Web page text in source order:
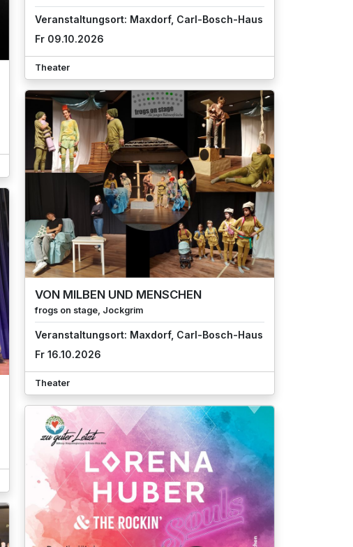
Veranstaltungsort: Maxdorf, Carl-Bosch-Haus
Fr 09.10.2026
Theater
VON MILBEN UND MENSCHEN
frogs on stage, Jockgrim
Veranstaltungsort: Maxdorf, Carl-Bosch-Haus
Fr 16.10.2026
Theater